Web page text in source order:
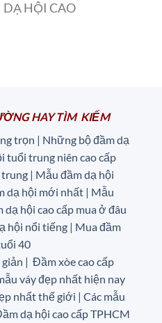
HỘI CAO
HAY TÌM KIẾM
trọn | Những bộ đầm dạ
tuổi trung niên cao cấp
| Mẫu đầm dạ hội
dạ hội mới nhất | Mẫu
hội cao cấp mua ở đâu
hội nổi tiếng | Mua đầm
40
| Đầm xòe cao cấp
váy đẹp nhất hiện nay
nhất thế giới | Các mẫu
dạ hội cao cấp TPHCM